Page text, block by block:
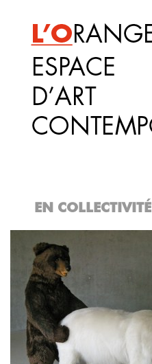
principal
EN COLLECTIVITÉ